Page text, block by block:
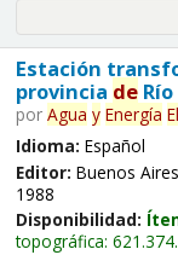
Estación
provincia deRío
por Agua y Energía
Idioma: Español
Editor: Buenos
1988
Disponibilidad:
topográfica: